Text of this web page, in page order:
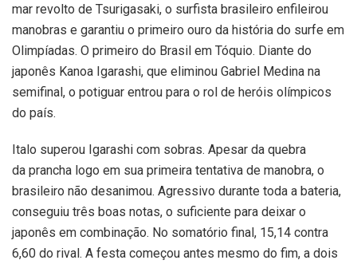
mar revolto de Tsurigasaki, o surfista brasileiro enfileirou
manobras e garantiu o primeiro ouro da história do surfe em
Olimpíadas. O primeiro do Brasil em Tóquio. Diante do
japonês Kanoa Igarashi, que eliminou Gabriel Medina na
semifinal, o potiguar entrou para o rol de heróis olímpicos
do país.
Italo superou Igarashi com sobras. Apesar da quebra
da prancha logo em sua primeira tentativa de manobra, o
brasileiro não desanimou. Agressivo durante toda a bateria,
conseguiu três boas notas, o suficiente para deixar o
japonês em combinação. No somatório final, 15,14 contra
6,60 do rival. A festa começou antes mesmo do fim, a dois